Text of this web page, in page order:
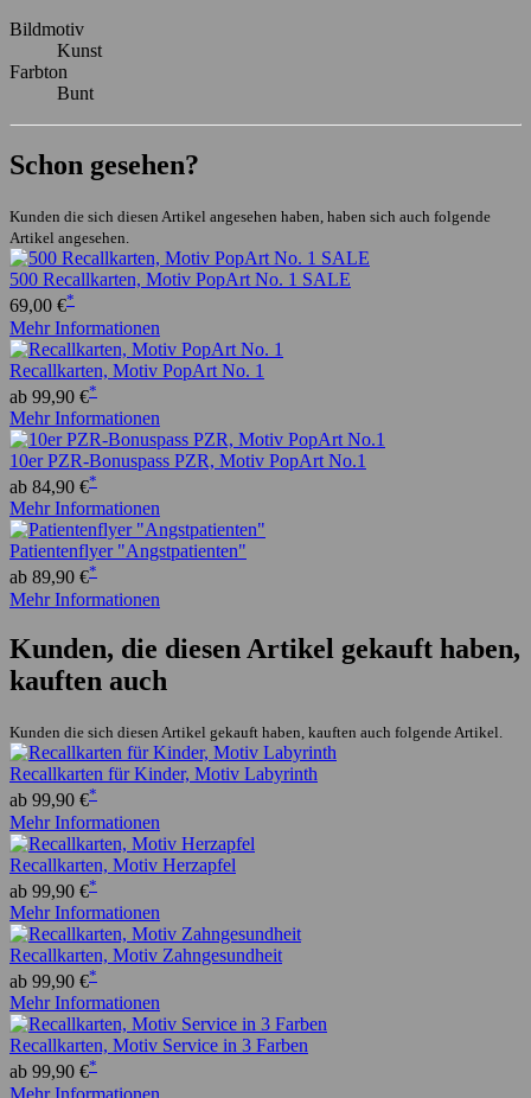
Bildmotiv
Kunst
Farbton
Bunt
Schon gesehen?
Kunden die sich diesen Artikel angesehen haben, haben sich auch folgende
Artikel angesehen.
500 Recallkarten, Motiv PopArt No. 1 SALE
69,00 €*
Mehr Informationen
Recallkarten, Motiv PopArt No. 1
ab 99,90 €*
Mehr Informationen
10er PZR-Bonuspass PZR, Motiv PopArt No.1
ab 84,90 €*
Mehr Informationen
Patientenflyer "Angstpatienten"
ab 89,90 €*
Mehr Informationen
Kunden, die diesen Artikel gekauft haben,
kauften auch
Kunden die sich diesen Artikel gekauft haben, kauften auch folgende Artikel.
Recallkarten für Kinder, Motiv Labyrinth
ab 99,90 €*
Mehr Informationen
Recallkarten, Motiv Herzapfel
ab 99,90 €*
Mehr Informationen
Recallkarten, Motiv Zahngesundheit
ab 99,90 €*
Mehr Informationen
Recallkarten, Motiv Service in 3 Farben
ab 99,90 €*
Mehr Informationen